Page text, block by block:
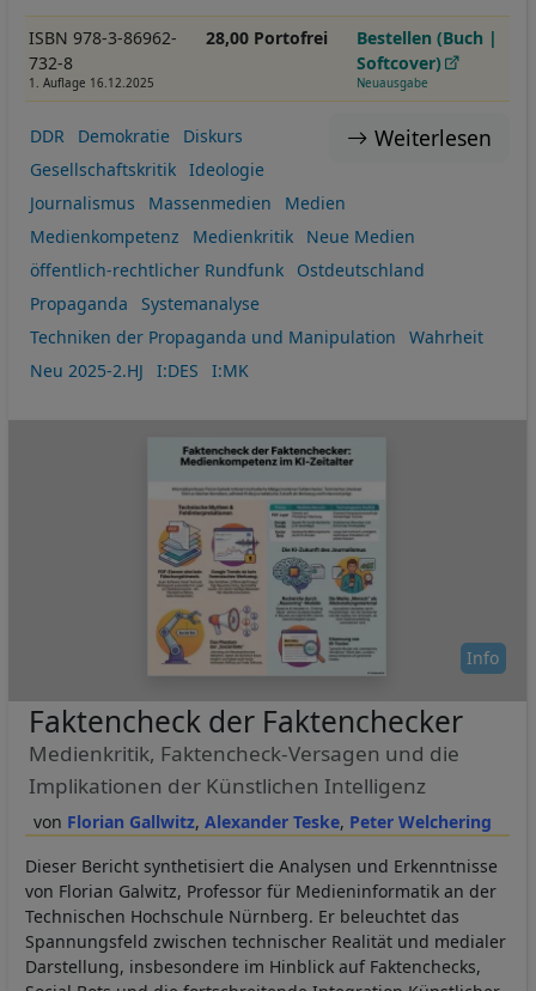
ISBN 978-3-86962-
732-8
1. Auflage 16.12.2025
28,00 Portofrei
Bestellen (Buch |
Softcover)
Neuausgabe
Weiterlesen
DDR Demokratie
Diskurs
Gesellschaftskritik
Ideologie
Journalismus
Massenmedien
Medien
Medienkompetenz
Medienkritik
Neue Medien
öffentlich-rechtlicher Rundfunk
Ostdeutschland
Propaganda
Systemanalyse
Techniken der Propaganda und Manipulation
Wahrheit
Neu 2025-2.HJ
I:DES I:MK
Info
Florian Gallwitz Alexander Teske Peter Welchering
Faktencheck der Faktenchecker
Medienkritik, Faktencheck-Versagen und die
Implikationen der Künstlichen Intelligenz
Dieser Bericht synthetisiert die Analysen und Erkenntnisse
von Florian Galwitz, Professor für Medieninformatik an der
Technischen Hochschule Nürnberg. Er beleuchtet das
Spannungsfeld zwischen technischer Realität und medialer
Darstellung, insbesondere im Hinblick auf Faktenchecks,